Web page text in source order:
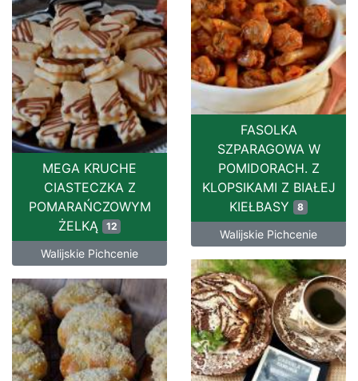
FASOLKA
SZPARAGOWA W
POMIDORACH. Z
KLOPSIKAMI Z BIAŁEJ
KIEŁBASY 8
Walijskie Pichcenie
MEGA KRUCHE
CIASTECZKA Z
POMARAŃCZOWYM
ŻELKĄ
12
Walijskie Pichcenie